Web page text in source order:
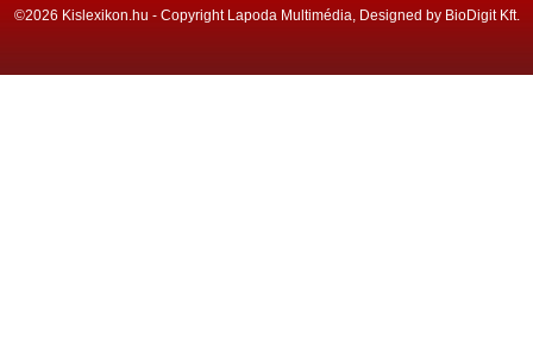
©2026 Kislexikon.hu - Copyright Lapoda Multimédia, Designed by BioDigit Kft.